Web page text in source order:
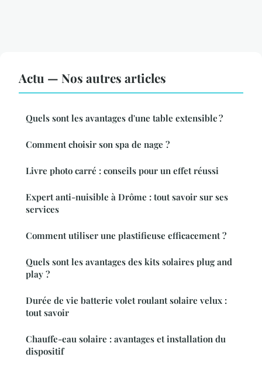
Actu — Nos autres articles
Quels sont les avantages d'une table extensible ?
Comment choisir son spa de nage ?
Livre photo carré : conseils pour un effet réussi
Expert anti-nuisible à Drôme : tout savoir sur ses
services
Comment utiliser une plastifieuse efficacement ?
Quels sont les avantages des kits solaires plug and
play ?
Durée de vie batterie volet roulant solaire velux :
tout savoir
Chauffe-eau solaire : avantages et installation du
dispositif